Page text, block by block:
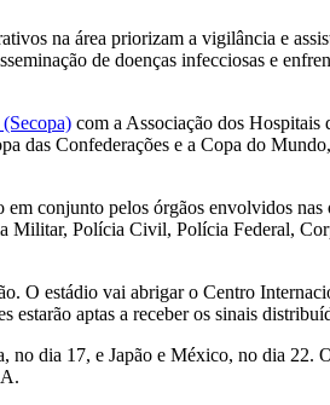
na área priorizam a vigilância e
de doenças infecciosas e
com a Associação dos
das Confederações e a Copa do
conjunto pelos órgãos envolvidos nas
Militar, Polícia Civil, Polícia Federal,
O estádio vai abrigar o Centro
estarão aptas a receber os sinais
dia 17, e Japão e México, no dia 22.